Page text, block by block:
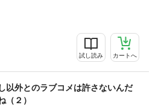
試し読み カートへ
以外とのラブコメは許さないんだ
（２）